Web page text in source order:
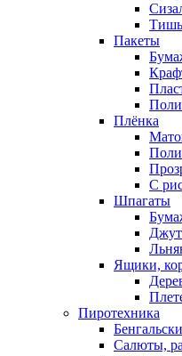
Пакеты
Плёнка
С
Шпагаты
Ящики,
Пиротехника
Салюты,